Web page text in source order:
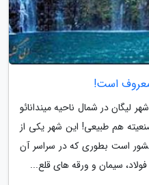
است!
لیگان در شمال ناحیه میندانائو
هم طبیعی! این شهر یکی از
است بطوری که در سراسر آن
سیمان و ورقه های قلع...